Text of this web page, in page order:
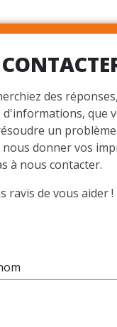
des
d'informations, que
un
donner vos
à nous contacter.
ravis de vous aider !